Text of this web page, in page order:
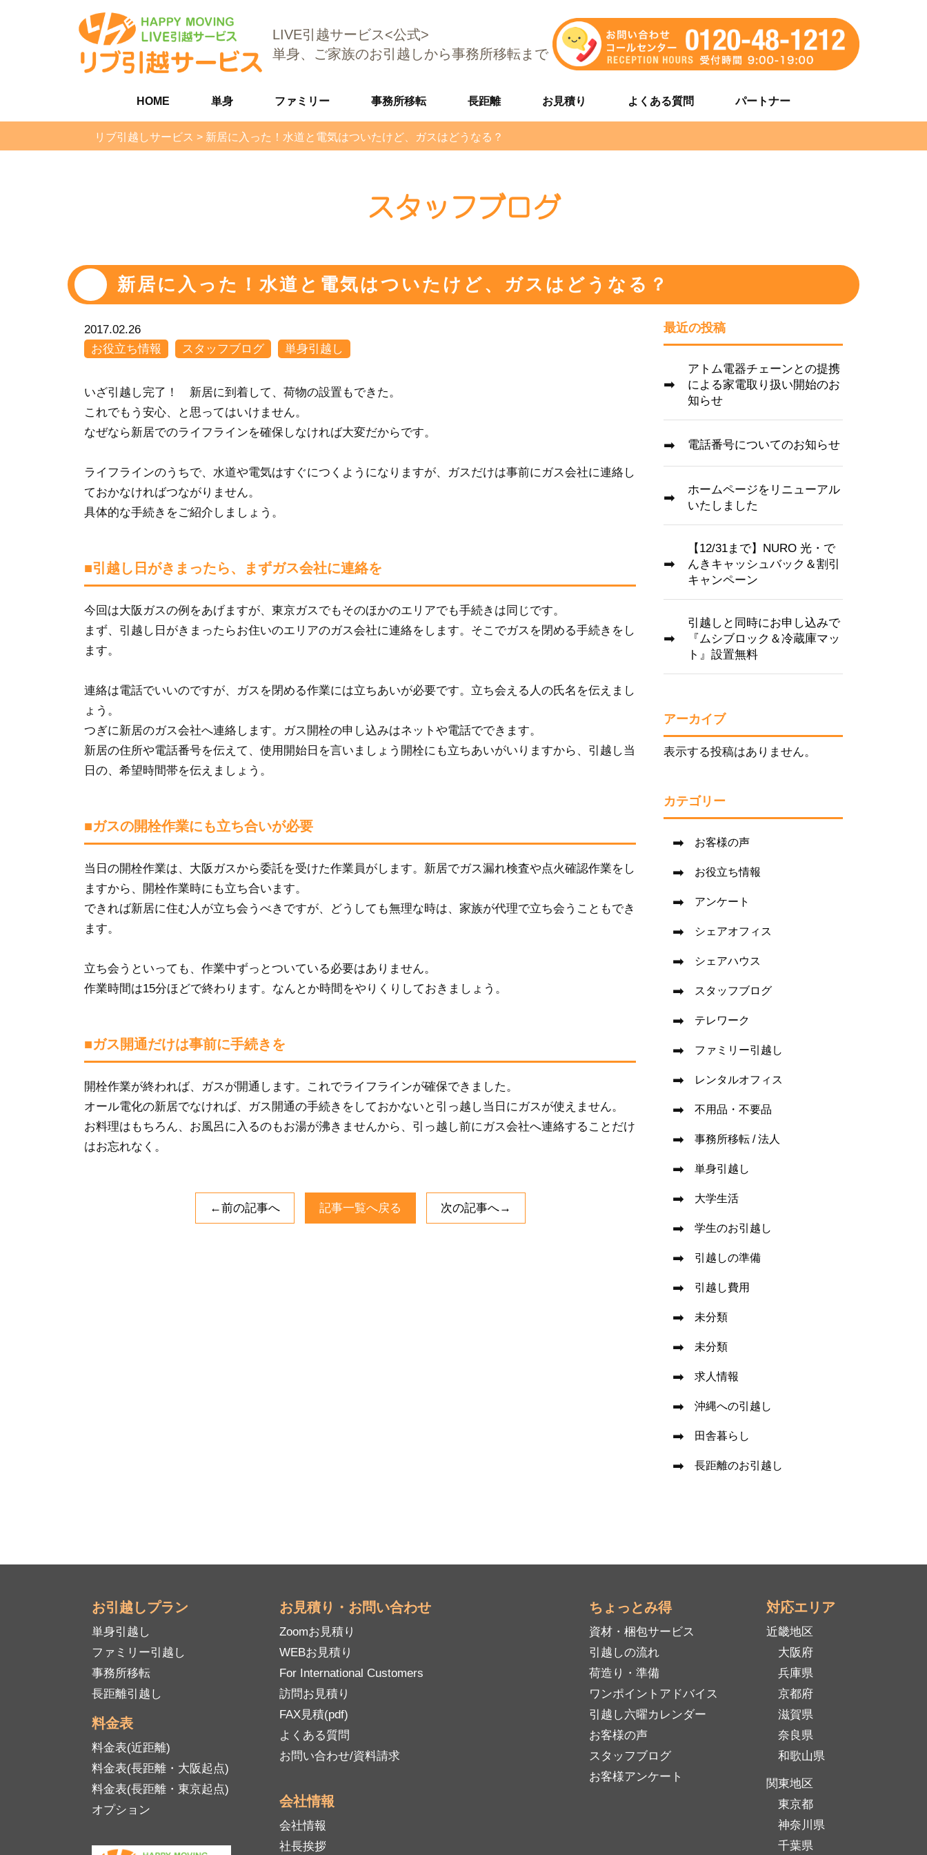
LIVE引越サービス<公式>
単身、ご家族のお引越しから事務所移転まで
HOME 単身 ファミリー 事務所移転 長距離 お見積り よくある質問 パートナー
リブ引越しサービス > 新居に入った！水道と電気はついたけど、ガスはどうなる？
スタッフブログ
新居に入った！水道と電気はついたけど、ガスはどうなる？
2017.02.26
お役立ち情報
スタッフブログ 単身引越し
いざ引越し完了！ 新居に到着して、荷物の設置もできた。
これでもう安心、と思ってはいけません。
なぜなら新居でのライフラインを確保しなければ大変だからです。
ライフラインのうちで、水道や電気はすぐにつくようになりますが、ガスだけは事前にガス会社に連絡し
ておかなければつながりません。
具体的な手続きをご紹介しましょう。
■引越し日がきまったら、まずガス会社に連絡を
今回は大阪ガスの例をあげますが、東京ガスでもそのほかのエリアでも手続きは同じです。
まず、引越し日がきまったらお住いのエリアのガス会社に連絡をします。そこでガスを閉める手続きをし
ます。
連絡は電話でいいのですが、ガスを閉める作業には立ちあいが必要です。立ち会える人の氏名を伝えまし
ょう。
つぎに新居のガス会社へ連絡します。ガス開栓の申し込みはネットや電話でできます。
新居の住所や電話番号を伝えて、使用開始日を言いましょう開栓にも立ちあいがいりますから、引越し当
日の、希望時間帯を伝えましょう。
■ガスの開栓作業にも立ち合いが必要
当日の開栓作業は、大阪ガスから委託を受けた作業員がします。新居でガス漏れ検査や点火確認作業をし
ますから、開栓作業時にも立ち合います。
できれば新居に住む人が立ち会うべきですが、どうしても無理な時は、家族が代理で立ち会うこともでき
ます。
立ち会うといっても、作業中ずっとついている必要はありません。
作業時間は15分ほどで終わります。なんとか時間をやりくりしておきましょう。
■ガス開通だけは事前に手続きを
開栓作業が終われば、ガスが開通します。これでライフラインが確保できました。
オール電化の新居でなければ、ガス開通の手続きをしておかないと引っ越し当日にガスが使えません。
お料理はもちろん、お風呂に入るのもお湯が沸きませんから、引っ越し前にガス会社へ連絡することだけ
はお忘れなく。
←前の記事へ 記事一覧へ戻る 次の記事へ→
最近の投稿
アトム電器チェーンとの提携
による家電取り扱い開始のお
知らせ
電話番号についてのお知らせ
ホームページをリニューアル
いたしました
【12/31まで】NURO 光・で
んきキャッシュバック＆割引
キャンペーン
引越しと同時にお申し込みで
『ムシブロック＆冷蔵庫マッ
ト』設置無料
アーカイブ
表示する投稿はありません。
カテゴリー
お客様の声
お役立ち情報
アンケート
シェアオフィス
シェアハウス
スタッフブログ
テレワーク
ファミリー引越し
レンタルオフィス
不用品・不要品
事務所移転 / 法人
単身引越し
大学生活
学生のお引越し
引越しの準備
引越し費用
未分類
未分類
求人情報
沖縄への引越し
田舎暮らし
長距離のお引越し
お引越しプラン
単身引越し
ファミリー引越し
事務所移転
長距離引越し
料金表
料金表(近距離)
料金表(長距離・大阪起点)
料金表(長距離・東京起点)
オプション
お見積り・お問い合わせ
Zoomお見積り
WEBお見積り
For International Customers
訪問お見積り
FAX見積(pdf)
よくある質問
お問い合わせ/資料請求
会社情報
会社情報
社長挨拶
ちょっとみ得
資材・梱包サービス
引越しの流れ
荷造り・準備
ワンポイントアドバイス
引越し六曜カレンダー
お客様の声
スタッフブログ
お客様アンケート
対応エリア
近畿地区
大阪府
兵庫県
京都府
滋賀県
奈良県
和歌山県
関東地区
東京都
神奈川県
千葉県